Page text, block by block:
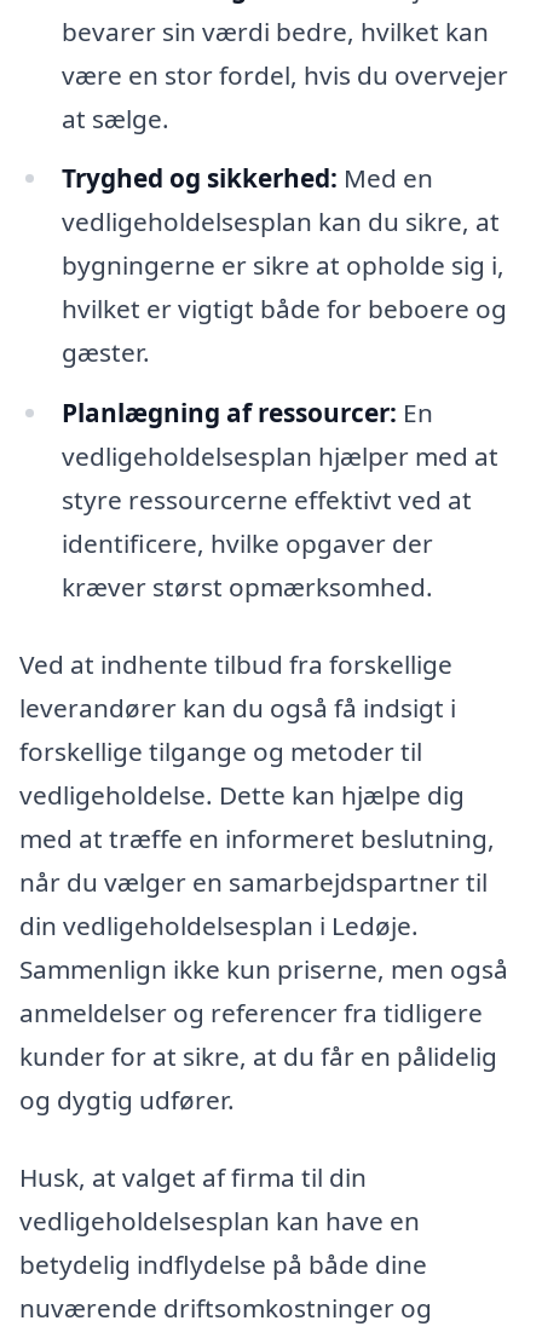
bevarer sin værdi bedre, hvilket kan
være en stor fordel, hvis du overvejer
at sælge.
Tryghed og sikkerhed: Med en
vedligeholdelsesplan kan du sikre, at
bygningerne er sikre at opholde sig i,
hvilket er vigtigt både for beboere og
gæster.
Planlægning af ressourcer: En
vedligeholdelsesplan hjælper med at
styre ressourcerne effektivt ved at
identificere, hvilke opgaver der
kræver størst opmærksomhed.
Ved at indhente tilbud fra forskellige
leverandører kan du også få indsigt i
forskellige tilgange og metoder til
vedligeholdelse. Dette kan hjælpe dig
med at træffe en informeret beslutning,
når du vælger en samarbejdspartner til
din vedligeholdelsesplan i Ledøje.
Sammenlign ikke kun priserne, men også
anmeldelser og referencer fra tidligere
kunder for at sikre, at du får en pålidelig
og dygtig udfører.
Husk, at valget af firma til din
vedligeholdelsesplan kan have en
betydelig indflydelse på både dine
nuværende driftsomkostninger og